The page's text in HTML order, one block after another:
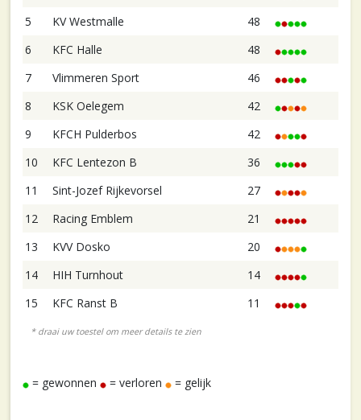
5
KV Westmalle
48
6
KFC Halle
48
7
Vlimmeren Sport
46
8
KSK Oelegem
42
9
KFCH Pulderbos
42
10
KFC Lentezon B
36
11
Sint-Jozef Rijkevorsel
27
12
Racing Emblem
21
13
KVV Dosko
20
14
HIH Turnhout
14
15
KFC Ranst B 11
= gewonnen = verloren = gelijk